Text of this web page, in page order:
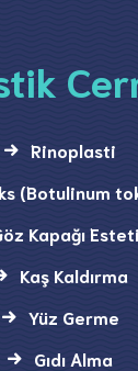
Rinoplasti
(Botulinum
Kapağı
Kaş Kaldırma
Yüz Germe
Gıdı Alma